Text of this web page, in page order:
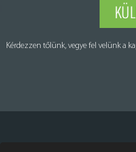
Kérdezzen tőlünk, vegye fel velünk a